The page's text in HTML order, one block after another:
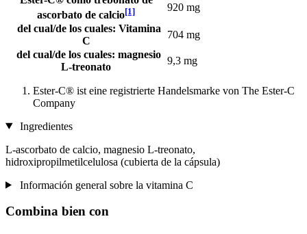
ascorbato de calcio[1]
920 mg
del cual/de los cuales: Vitamina
C
704 mg
del cual/de los cuales: magnesio
L-treonato
9,3 mg
Ester-C® ist eine registrierte Handelsmarke von The Ester-C
Company
Ingredientes
L-ascorbato de calcio, magnesio L-treonato,
hidroxipropilmetilcelulosa (cubierta de la cápsula)
Información general sobre la vitamina C
Combina bien con